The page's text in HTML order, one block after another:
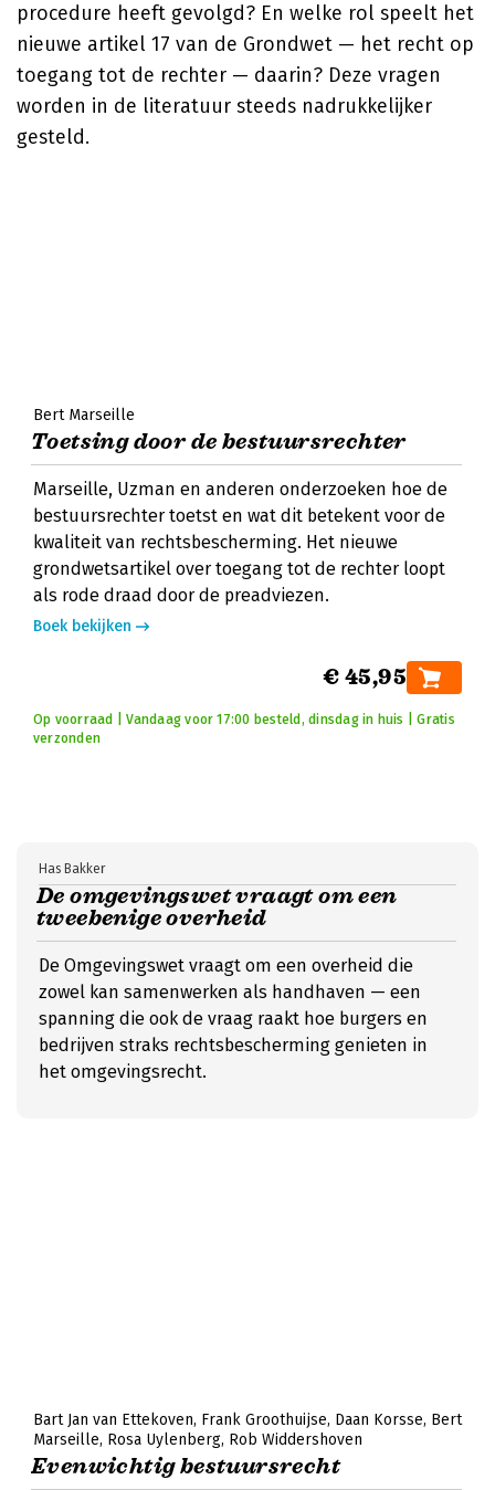
procedure heeft gevolgd? En welke rol speelt het
nieuwe artikel 17 van de Grondwet — het recht op
toegang tot de rechter — daarin? Deze vragen
worden in de literatuur steeds nadrukkelijker
gesteld.
Bert Marseille
Toetsing door de bestuursrechter
Marseille, Uzman en anderen onderzoeken hoe de
bestuursrechter toetst en wat dit betekent voor de
kwaliteit van rechtsbescherming. Het nieuwe
grondwetsartikel over toegang tot de rechter loopt
als rode draad door de preadviezen.
Boek bekijken
€ 45,95
Op voorraad | Vandaag voor 17:00 besteld, dinsdag in huis | Gratis
verzonden
De omgevingswet vraagt om een
tweebenige overheid
Has Bakker
De Omgevingswet vraagt om een overheid die
zowel kan samenwerken als handhaven — een
spanning die ook de vraag raakt hoe burgers en
bedrijven straks rechtsbescherming genieten in
het omgevingsrecht.
Bart Jan van Ettekoven Frank Groothuijse Daan Korsse Bert
Marseille Rosa Uylenberg Rob Widdershoven
Evenwichtig bestuursrecht